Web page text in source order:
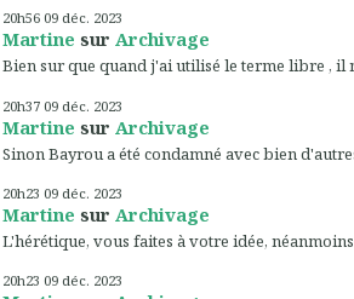
20h56 09 déc. 2023
Martine sur Archivage
Bien sur que quand j'ai utilisé le terme libre , il
20h37 09 déc. 2023
Martine sur Archivage
Sinon Bayrou a été condamné avec bien
20h23 09 déc. 2023
Martine sur Archivage
L'hérétique, vous faites à votre idée, néanmoins
20h23 09 déc. 2023